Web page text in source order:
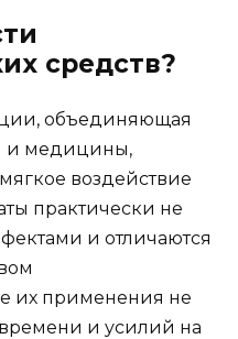
средств?
объединяющая
и медицины,
воздействие
практически не
и отличаются
их применения не
времени и усилий на